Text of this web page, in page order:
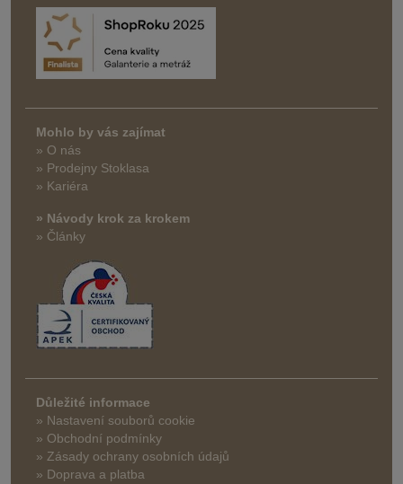
Mohlo by vás zajímat
» O nás
» Prodejny Stoklasa
» Kariéra
» Návody krok za krokem
» Články
Důležité informace
» Nastavení souborů cookie
» Obchodní podmínky
» Zásady ochrany osobních údajů
» Doprava a platba